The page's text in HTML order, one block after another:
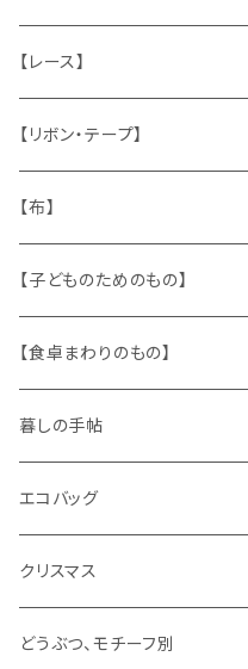
ザントマン
キャラクター
ピノキオ
お部屋に飾るもの
メタル製品
缶、箱
陶磁器
文房具
木製品
ミニチュア、ドールハウス
蔵書票、荷札、ビュバー、伝票
シール、ステッカー、クロモス
袋、箱、ナプキン、コースター
パズル、ゲーム
古本、古雑誌、古えほん
古レコード
古せっけん
ラッピングペーパー、壁紙
ひも、テープ
切手
スタンプ
文房具
木
貝
メタル
ガラス
プラスチック
紙
【レース】
【リボン・テープ】
チロルテープ・イニシャルテープ
トリム
ワッペン
【布】
キッチンクロス、ナプキン
ニット
布地
【子どものためのもの】
身に着けるもの
【食卓まわりのもの】
ガラス
花びん
小物入れ
陶磁器
カップアンドソーサー
プレート
木製品
ホーロー
暮しの手帖
エコバッグ
クリスマス
どうぶつ、モチーフ別